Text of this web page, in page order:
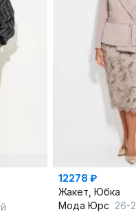
12278 ₽
Жакет, Юбка
Мода Юрс 26-